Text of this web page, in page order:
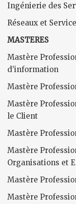
Ingénierie des
Réseaux et
MASTERES
Mastère
d’information
Mastère
Mastère
le Client
Mastère
Mastère
Organisations et
Mastère
Mastère